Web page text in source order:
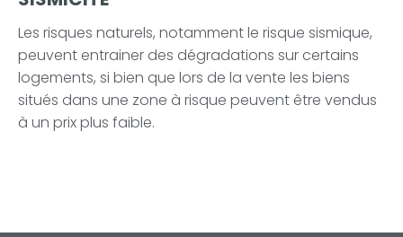
Les risques naturels, notamment le risque sismique,
peuvent entrainer des dégradations sur certains
logements, si bien que lors de la vente les biens
situés dans une zone à risque peuvent être vendus
à un prix plus faible.